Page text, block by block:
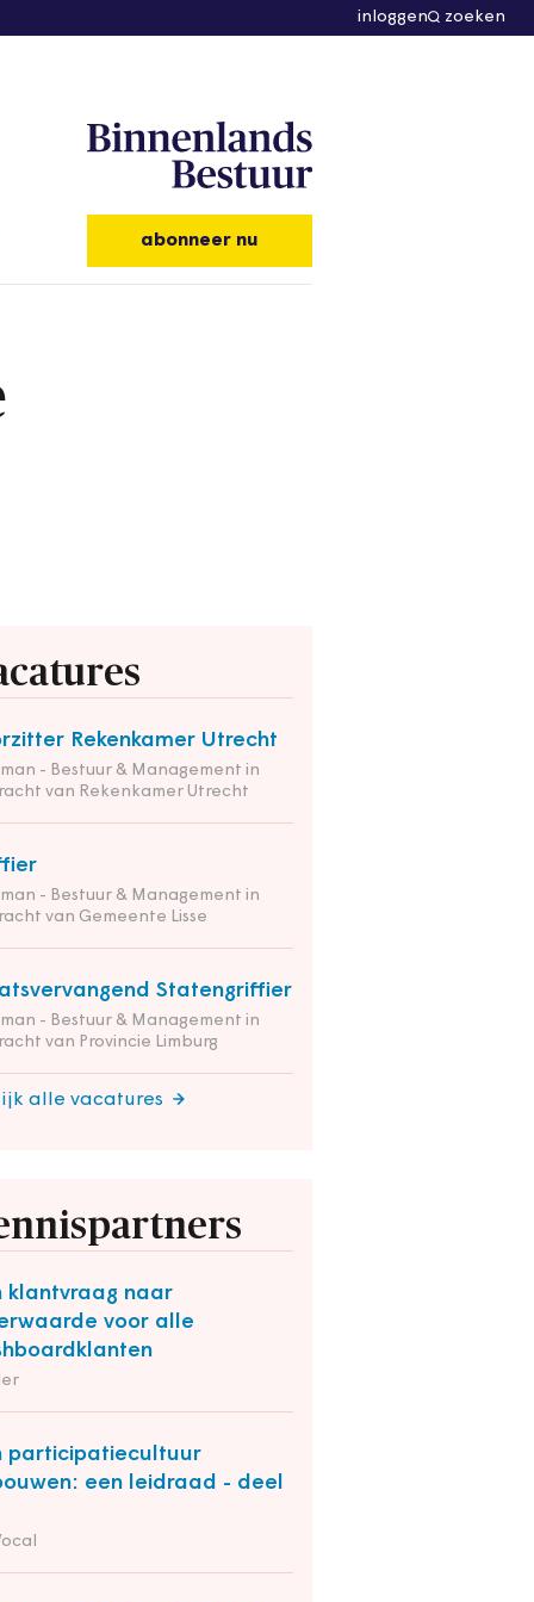
inloggen zoeken
abonneer nu
Rekenkamer Utrecht
- Bestuur & Management in
van Rekenkamer Utrecht
- Bestuur & Management in
van Gemeente Lisse
Statengriffier
- Bestuur & Management in
van Provincie Limburg
alle vacatures
klantvraag naar
voor alle
participatiecultuur
een leidraad - deel